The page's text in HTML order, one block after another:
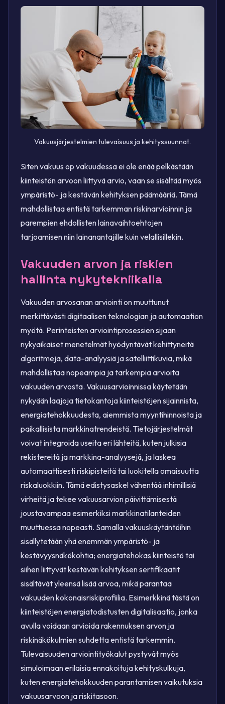
Vakuusjärjestelmien tulevaisuus ja kehityssuunnat.
Siten vakuus op vakuudessa ei ole enää pelkästään
kiinteistön arvoon liittyvä arvio, vaan se sisältää myös
ympäristö- ja kestävän kehityksen päämääriä. Tämä
mahdollistaa entistä tarkemman riskinarvioinnin ja
parempien ehdollisten lainavaihtoehtojen
tarjoamisen niin lainanantajille kuin velallisillekin.
Vakuuden arvon ja riskien
hallinta nykytekniikalla
Vakuuden arvosanan arviointi on muuttunut
merkittävästi digitaalisen teknologian ja automaation
myötä. Perinteisten arviointiprosessien sijaan
nykyaikaiset menetelmät hyödyntävät kehittyneitä
algoritmeja, data-analyysiä ja satelliittikuvia, mikä
mahdollistaa nopeampia ja tarkempia arvioita
vakuuden arvosta. Vakuusarvioinnissa käytetään
nykyään laajoja tietokantoja kiinteistöjen sijainnista,
energiatehokkuudesta, aiemmista myyntihinnoista ja
paikallisista markkinatrendeistä. Tietojärjestelmät
voivat integroida useita eri lähteitä, kuten julkisia
rekistereitä ja markkina-analyysejä, ja laskea
automaattisesti riskipisteitä tai luokitella omaisuutta
riskaluokkiin. Tämä edistysaskel vähentää inhimillisiä
virheitä ja tekee vakuusarvion päivittämisestä
joustavampaa esimerkiksi markkinatilanteiden
muuttuessa nopeasti. Samalla vakuuskäytäntöihin
sisällytetään yhä enemmän ympäristö- ja
kestävyysnäkökohtia; energiatehokas kiinteistö tai
siihen liittyvät kestävän kehityksen sertifikaatit
sisältävät yleensä lisää arvoa, mikä parantaa
vakuuden kokonaisriskiprofiilia. Esimerkkinä tästä on
kiinteistöjen energiatodistusten digitalisaatio, jonka
avulla voidaan arvioida rakennuksen arvon ja
riskinäkökulmien suhdetta entistä tarkemmin.
Tulevaisuuden arviointityökalut pystyvät myös
simuloimaan erilaisia ennakoituja kehityskulkuja,
kuten energiatehokkuuden parantamisen vaikutuksia
vakuusarvoon ja riskitasoon.